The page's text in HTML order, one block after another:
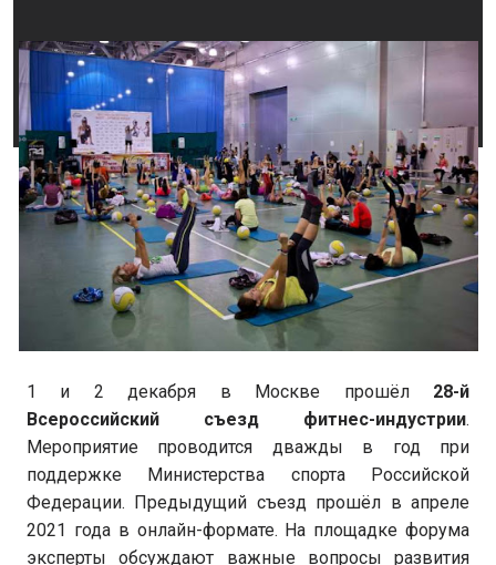
1 и 2 декабря в Москве прошёл 28-й
Всероссийский съезд фитнес-индустрии.
Мероприятие проводится дважды в год при
поддержке Министерства спорта Российской
Федерации. Предыдущий съезд прошёл в апреле
2021 года в онлайн-формате. На площадке форума
эксперты обсуждают важные вопросы развития